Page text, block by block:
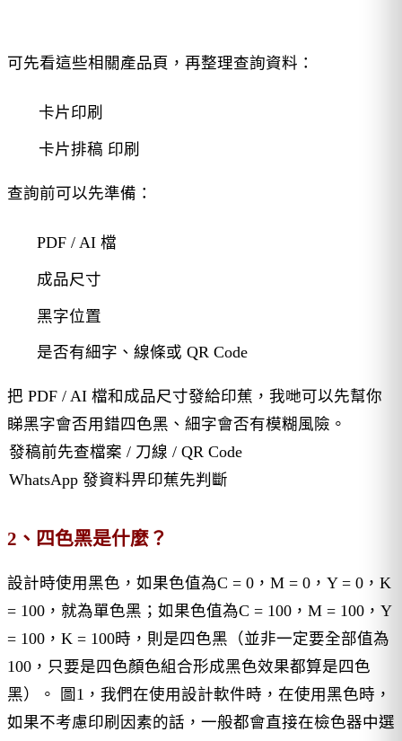
可先看這些相關產品頁，再整理查詢資料：
卡片印刷
卡片排稿 印刷
查詢前可以先準備：
PDF / AI 檔
成品尺寸
黑字位置
是否有細字、線條或 QR Code
把 PDF / AI 檔和成品尺寸發給印蕉，我哋可以先幫你
睇黑字會否用錯四色黑、細字會否有模糊風險。
發稿前先查檔案 / 刀線 / QR Code
WhatsApp 發資料畀印蕉先判斷
2、四色黑是什麼？
設計時使用黑色，如果色值為C = 0，M = 0，Y = 0，K
= 100，就為單色黑；如果色值為C = 100，M = 100，Y
= 100，K = 100時，則是四色黑（並非一定要全部值為
100，只要是四色顏色組合形成黑色效果都算是四色
黑）。 圖1，我們在使用設計軟件時，在使用黑色時，
如果不考慮印刷因素的話，一般都會直接在檢色器中選